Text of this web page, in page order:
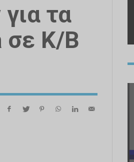
τα
σε Κ/Β